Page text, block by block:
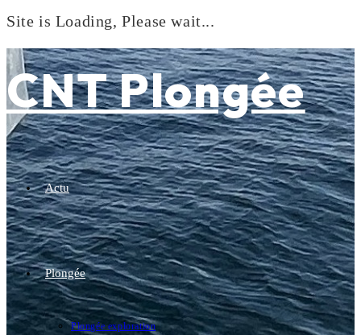
Site is Loading, Please wait...
to
content
CNT Plongée
Actu
Plongée
Plongée exploration